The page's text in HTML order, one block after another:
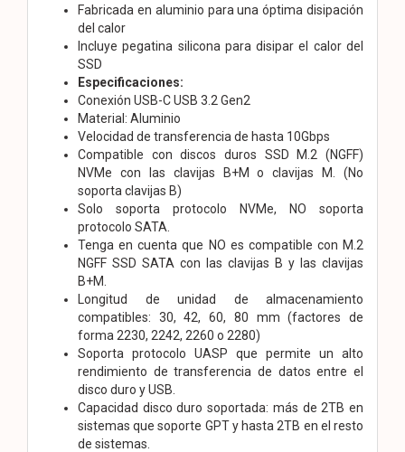
Fabricada en aluminio para una óptima disipación
del calor
Incluye pegatina silicona para disipar el calor del
SSD
Especificaciones:
Conexión USB-C USB 3.2 Gen2
Material: Aluminio
Velocidad de transferencia de hasta 10Gbps
Compatible con discos duros SSD M.2 (NGFF)
NVMe con las clavijas B+M o clavijas M. (No
soporta clavijas B)
Solo soporta protocolo NVMe, NO soporta
protocolo SATA.
Tenga en cuenta que NO es compatible con M.2
NGFF SSD SATA con las clavijas B y las clavijas
B+M.
Longitud de unidad de almacenamiento
compatibles: 30, 42, 60, 80 mm (factores de
forma 2230, 2242, 2260 o 2280)
Soporta protocolo UASP que permite un alto
rendimiento de transferencia de datos entre el
disco duro y USB.
Capacidad disco duro soportada: más de 2TB en
sistemas que soporte GPT y hasta 2TB en el resto
de sistemas.